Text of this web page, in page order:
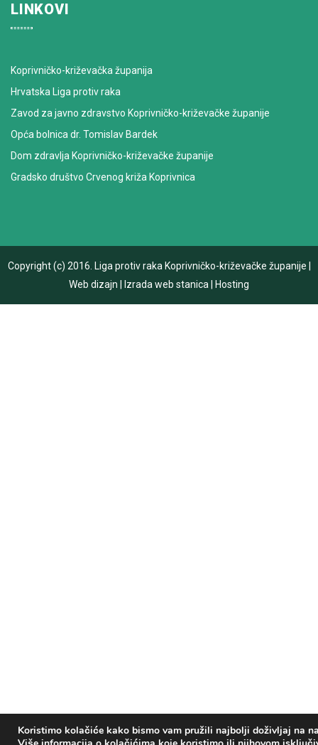
Koristimo kolačiće kako bismo vam pružili najbolji doživljaj na
LINKOVI
Koprivničko-križevačka županija
Hrvatska Liga protiv raka
Zavod za javno zdravstvo Koprivničko-križevačke županije
Opća bolnica dr. Tomislav Bardek
Dom zdravlja Koprivničko-križevačke županije
Gradsko društvo Crvenog križa Koprivnica
Copyright (c) 2016. Liga protiv raka Koprivničko-križevačke županije
Web dizajn
Izrada web stanica Hosting